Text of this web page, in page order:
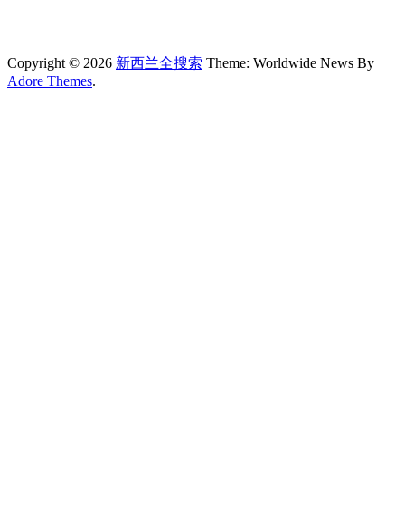
Copyright © 2026 新西兰全搜索 Theme: Worldwide News By
Adore Themes.